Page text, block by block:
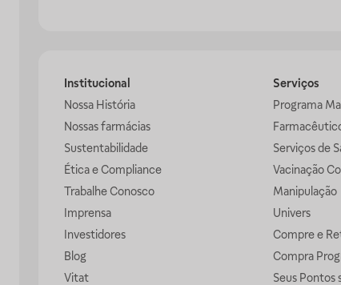
Institucional
Nossa História
Nossas farmácias
Sustentabilidade
Ética e Compliance
Trabalhe Conosco
Imprensa
Investidores
Blog
Vitat
Serviços
Programa
Serviços de
Vacinação
Manipulação
Univers
Compre e
Compra
Seus Pontos